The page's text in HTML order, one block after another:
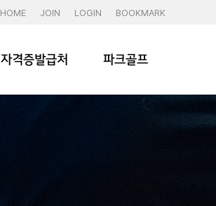
HOME JOIN LOGIN BOOKMARK
자격증발급처 파크골프